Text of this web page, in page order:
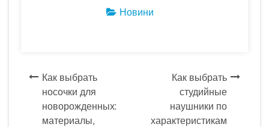
Новини
Навігація
записів
Как выбрать
носочки для
новорожденных:
материалы,
Как выбрать
студийные
наушники по
характеристикам